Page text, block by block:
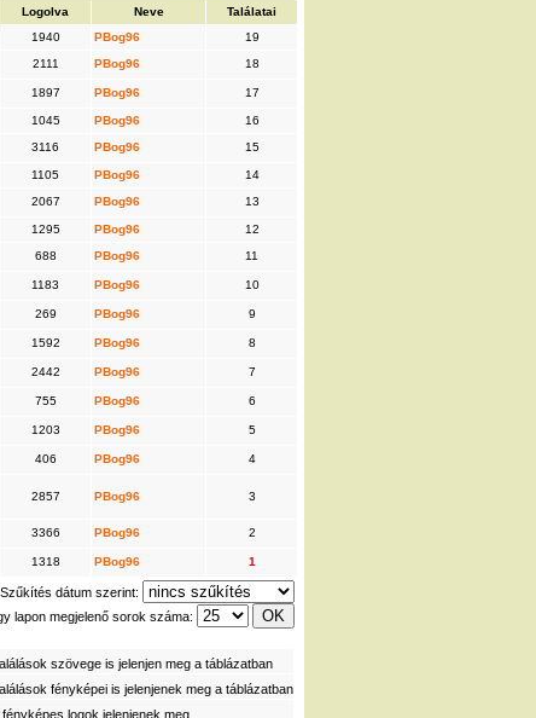
Logolva Neve
Találatai
1940 PBog96
19
2111 PBog96 18
1897 PBog96 17
1045 PBog96
16
3116 PBog96 15
1105 PBog96
14
2067 PBog96 13
1295 PBog96
12
688 PBog96 11
1183 PBog96 10
269 PBog96 9
1592 PBog96 8
2442 PBog96 7
755 PBog96 6
1203 PBog96 5
406 PBog96 4
2857 PBog96 3
3366 PBog96 2
1318 PBog96 1
Szűkítés dátum szerint:
lapon megjelenő sorok száma:
szövege is jelenjen meg a táblázatban
fényképei is jelenjenek meg a táblázatban
logok jelenjenek meg